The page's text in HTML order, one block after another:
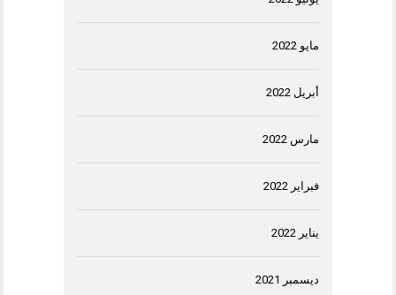
مايو 2022
أبريل 2022
مارس 2022
فبراير 2022
يناير 2022
ديسمبر 2021